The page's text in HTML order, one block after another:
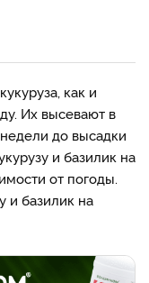
как и
Их высевают в
до высадки
и базилик на
от погоды.
и базилик на